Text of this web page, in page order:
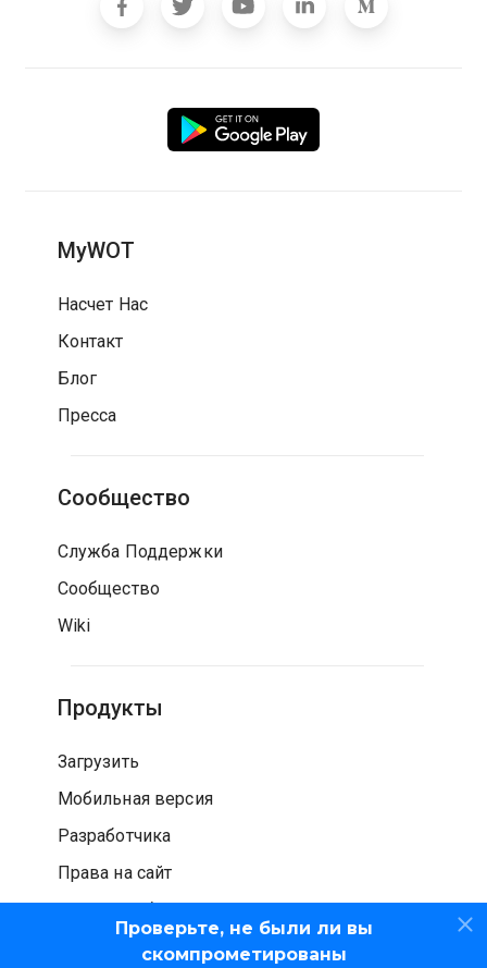
Проверьте, не были ли вы
скомпрометированы
MyWOT
Насчет Нас
Контакт
Блог
Пресса
Сообщество
Служба Поддержки
Сообщество
Wiki
Продукты
Загрузить
Мобильная версия
Разработчика
Права на сайт
Проверка безопасности